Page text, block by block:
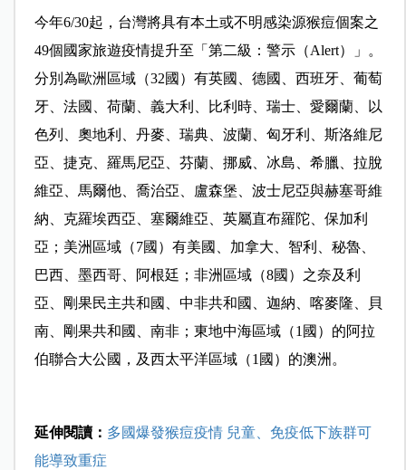
今年6/30起，台灣將具有本土或不明感染源猴痘個案之
49個國家旅遊疫情提升至「第二級：警示（Alert）」。
分別為歐洲區域（32國）有英國、德國、西班牙、葡萄
牙、法國、荷蘭、義大利、比利時、瑞士、愛爾蘭、以
色列、奧地利、丹麥、瑞典、波蘭、匈牙利、斯洛維尼
亞、捷克、羅馬尼亞、芬蘭、挪威、冰島、希臘、拉脫
維亞、馬爾他、喬治亞、盧森堡、波士尼亞與赫塞哥維
納、克羅埃西亞、塞爾維亞、英屬直布羅陀、保加利
亞；美洲區域（7國）有美國、加拿大、智利、秘魯、
巴西、墨西哥、阿根廷；非洲區域（8國）之奈及利
亞、剛果民主共和國、中非共和國、迦納、喀麥隆、貝
南、剛果共和國、南非；東地中海區域（1 國）的阿拉
伯聯合大公國，及西太平洋區域（1 國）的澳洲。
延伸閱讀： 多國爆發猴痘疫情 兒童、免疫低下族群可
能導致重症